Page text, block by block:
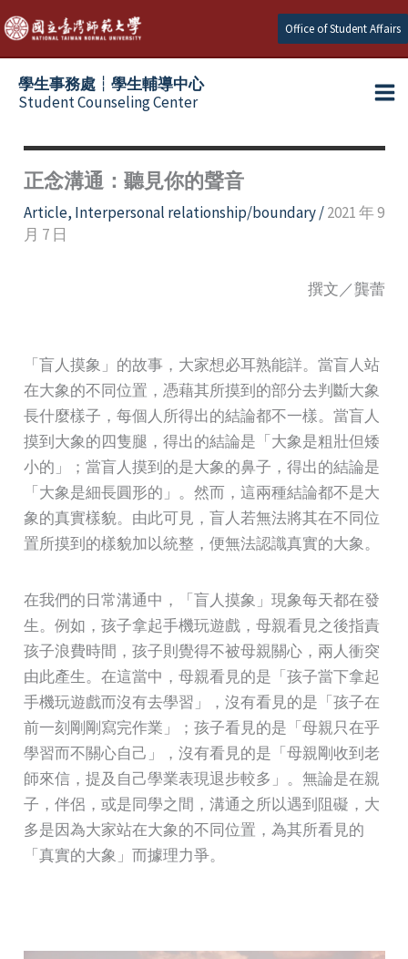
Skip
to
content
Office of Student Affairs
學生事務處┆學生輔導中心
Student Counseling Center
正念溝通：聽見你的聲音
Article, Interpersonal relationship/boundary/2021 年 9
月 7 日
撰文／龔蕾
「盲人摸象」的故事，大家想必耳熟能詳。當盲人站
在大象的不同位置，憑藉其所摸到的部分去判斷大象
長什麼樣子，每個人所得出的結論都不一樣。當盲人
摸到大象的四隻腿，得出的結論是「大象是粗壯但矮
小的」；當盲人摸到的是大象的鼻子，得出的結論是
「大象是細長圓形的」。然而，這兩種結論都不是大
象的真實樣貌。由此可見，盲人若無法將其在不同位
置所摸到的樣貌加以統整，便無法認識真實的大象。
在我們的日常溝通中，「盲人摸象」現象每天都在發
生。例如，孩子拿起手機玩遊戲，母親看見之後指責
孩子浪費時間，孩子則覺得不被母親關心，兩人衝突
由此產生。在這當中，母親看見的是「孩子當下拿起
手機玩遊戲而沒有去學習」，沒有看見的是「孩子在
前一刻剛剛寫完作業」；孩子看見的是「母親只在乎
學習而不關心自己」，沒有看見的是「母親剛收到老
師來信，提及自己學業表現退步較多」。無論是在親
子，伴侶，或是同學之間，溝通之所以遇到阻礙，大
多是因為大家站在大象的不同位置，為其所看見的
「真實的大象」而據理力爭。